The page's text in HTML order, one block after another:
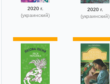
2020 г.
(украинский)
2020 г.
(украинский)